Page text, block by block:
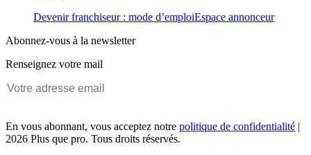
Devenir franchiseur : mode d’emploiEspace annonceur
Abonnez-vous à la newsletter
Renseignez votre mail
En vous abonnant, vous acceptez notre politique de confidentialité |
2026 Plus que pro. Tous droits réservés.